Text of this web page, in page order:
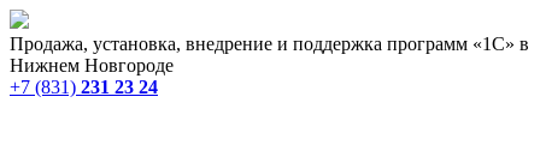
Продажа, установка, внедрение и поддержка программ «1С» в
Нижнем Новгороде
+7 (831) 231 23 24